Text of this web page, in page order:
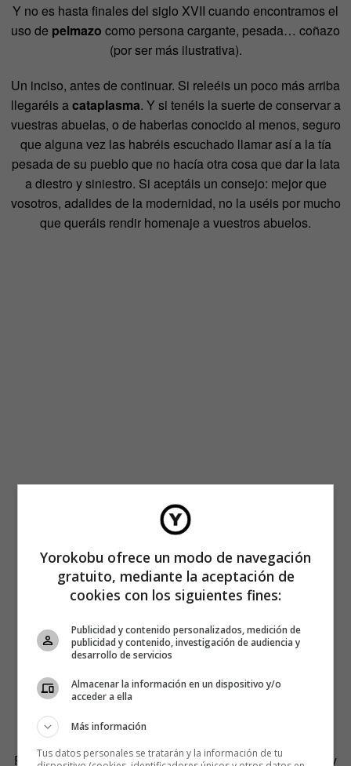
Y no es hasta finales del siglo XVII cuando encontramos el
uso de pelmazo como persona cargante, pesada… coñazo
(por ser más ilustrativa).
Un inciso, antes de continuar. Si releéis un poco más arriba
llegaréis a cataplasma. Y si tenéis la suerte de conservar a
vuestras abuelas, o de haberlas conocido al menos, seguro
que alguna vez las habréis escuchado llamar así a la tía
pesada de su pueblo que no hacía otra cosa que dar la lata
a diestro y siniestro. Si aceptáis un consejo: mejor que
vosotros, adalides de la modernidad, no la uséis por mucho
que queráis rendir homenaje a vuestros abuelos.
Pero ¿de dónde vieneplasta? Me voy a tirar a la piscina y
Yorokobu ofrece un modo de navegación
gratuito, mediante la aceptación de
cookies con los siguientes fines:
Publicidad y contenido personalizados, medición de
publicidad y contenido, investigación de audiencia y
desarrollo de servicios
Almacenar la información en un dispositivo y/o
acceder a ella
Más información
Tus datos personales se tratarán y la información de tu